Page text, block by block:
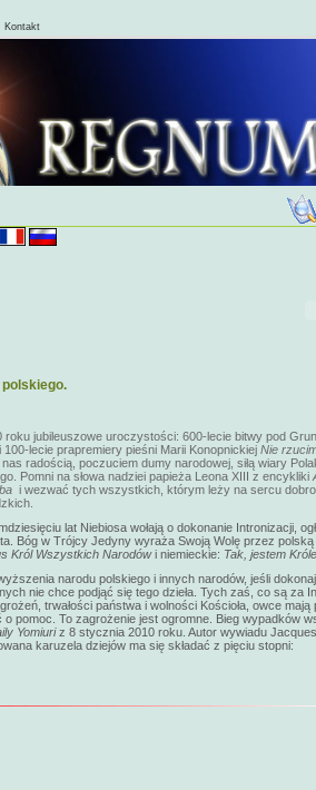
Kontakt
roku jubileuszowe uroczystości: 600-lecie bitwy pod
i 100-lecie prapremiery pieśni Marii Konopnickiej Nie
nas radością, poczuciem dumy narodowej, siłą wiary
Pomni na słowa nadziei papieża Leona XIII z encykliki
i wezwać tych wszystkich, którym leży na sercu dobro
lat Niebiosa wołają o dokonanie Intronizacji,
. Bóg w Trójcy Jedyny wyraża Swoją Wolę przez
Król Wszystkich Narodówi niemieckie: Tak, jestem
narodu polskiego i innych narodów, jeśli
nie chce podjąć się tego dzieła. Tych zaś, co są za
trwałości państwa i wolności Kościoła, owce mają
o pomoc. To zagrożenie jest ogromne. Bieg wypadków
Yomiuriz 8 stycznia 2010 roku . Autor wywiadu
karuzela dziejów ma się składać z pięciu stopni: